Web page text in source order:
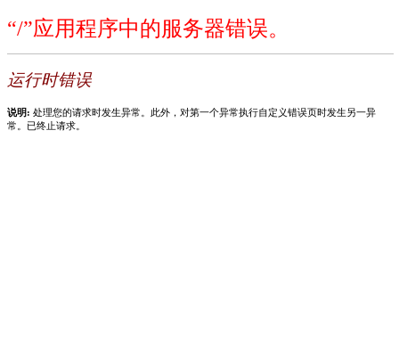
“/”应用程序中的服务器错误。
运行时错误
说明: 处理您的请求时发生异常。此外，对第一个异常执行自定义错误页时发生另一异
常。已终止请求。